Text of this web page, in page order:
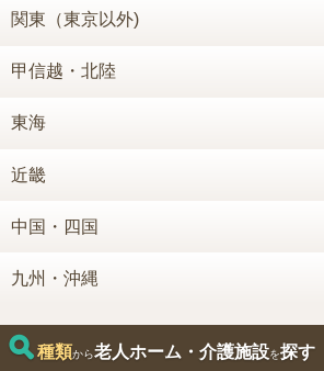
関東（東京以外)
甲信越・北陸
東海
近畿
中国・四国
九州・沖縄
種類から老人ホーム・介護施設を探す